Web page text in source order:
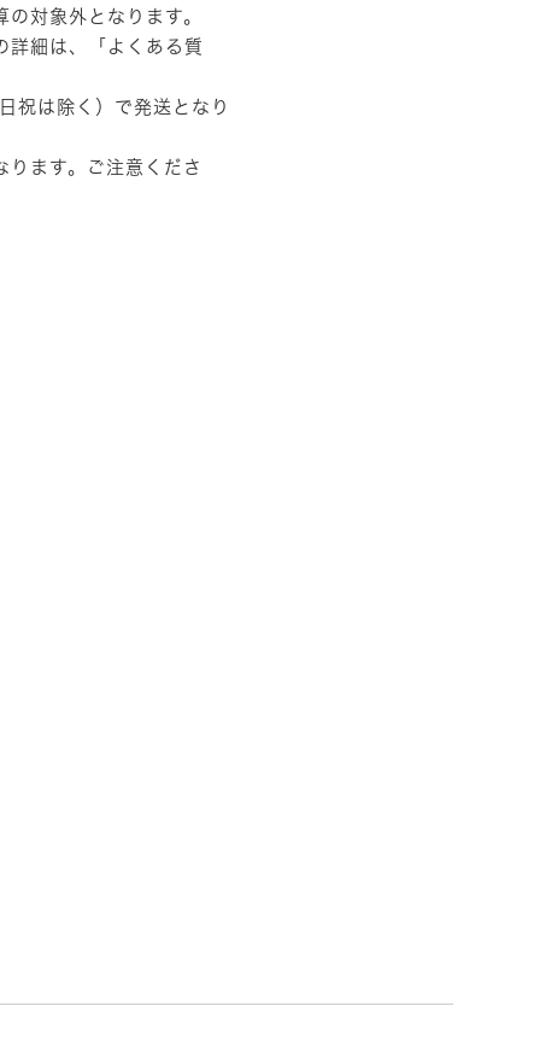
対象外となります。
細は、
「よくある質
祝は除く）で発送となり
ます。ご注意くださ